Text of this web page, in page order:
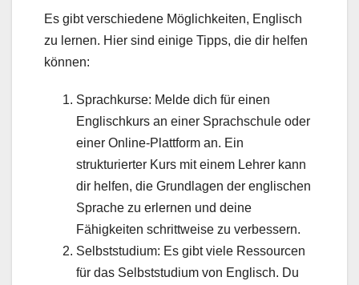
Es gibt verschiedene Möglichkeiten, Englisch
zu lernen. Hier sind einige Tipps, die dir helfen
können:
Sprachkurse: Melde dich für einen
Englischkurs an einer Sprachschule oder
einer Online-Plattform an. Ein
strukturierter Kurs mit einem Lehrer kann
dir helfen, die Grundlagen der englischen
Sprache zu erlernen und deine
Fähigkeiten schrittweise zu verbessern.
Selbststudium: Es gibt viele Ressourcen
für das Selbststudium von Englisch. Du